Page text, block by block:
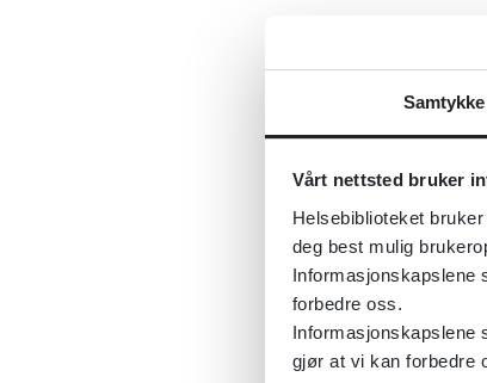
Samtykke
Vårt nettsted bruker
Helsebiblioteket
deg best mulig
Informasjonskapslene
forbedre oss.
Informasjonskapslene
gjør at vi kan forbedre